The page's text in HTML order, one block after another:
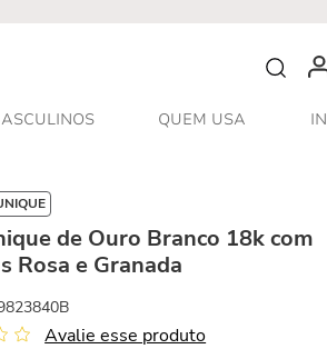
O que
QUEM USA
de Ouro Branco 18k com
Rosa e Granada
Avalie esse produto